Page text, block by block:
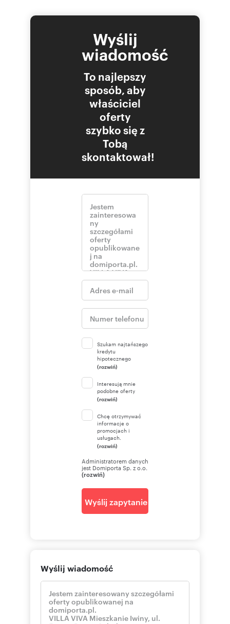
Wyślij
wiadomość
To najlepszy
sposób, aby
właściciel
oferty
szybko się z
Tobą
skontaktował!
Szukam najtańszego
kredytu
hipotecznego
(rozwiń)
Interesują mnie
podobne oferty
(rozwiń)
Chcę otrzymywać
informacje o
promocjach i
usługach.
(rozwiń)
Administratorem danych
jest Domiporta Sp. z o.o.
(rozwiń)
Wyślij zapytanie
Wyślij wiadomość